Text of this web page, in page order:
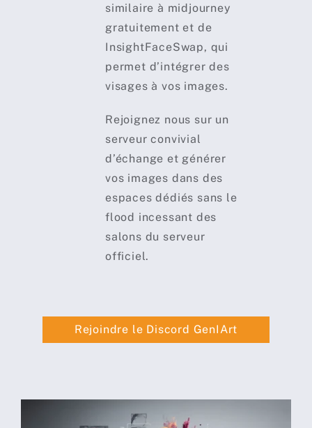
similaire à midjourney
gratuitement et de
InsightFaceSwap, qui
permet d’intégrer des
visages à vos images.
Rejoignez nous sur un
serveur convivial
d’échange et générer
vos images dans des
espaces dédiés sans le
flood incessant des
salons du serveur
officiel.
Rejoindre le Discord GenIArt